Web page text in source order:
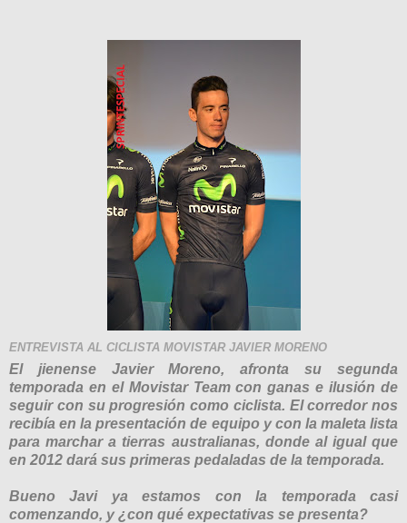
ENTREVISTA AL CICLISTA MOVISTAR JAVIER MORENO
El jienense Javier Moreno, afronta su segunda
temporada en el Movistar Team con ganas e ilusión de
seguir con su progresión como ciclista. El corredor nos
recibía en la presentación de equipo y con la maleta lista
para marchar a tierras australianas, donde al igual que
en 2012 dará sus primeras pedaladas de la temporada.
Bueno Javi ya estamos con la temporada casi
comenzando, y ¿con qué expectativas se presenta?